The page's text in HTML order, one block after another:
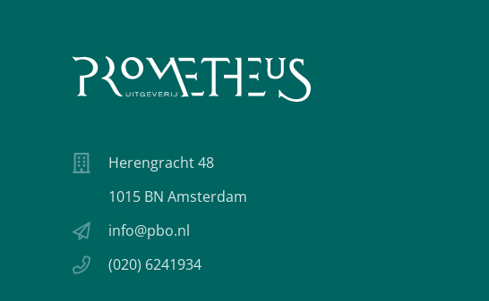
Herengracht 48
1015 BN Amsterdam
info@pbo.nl
(020) 6241934